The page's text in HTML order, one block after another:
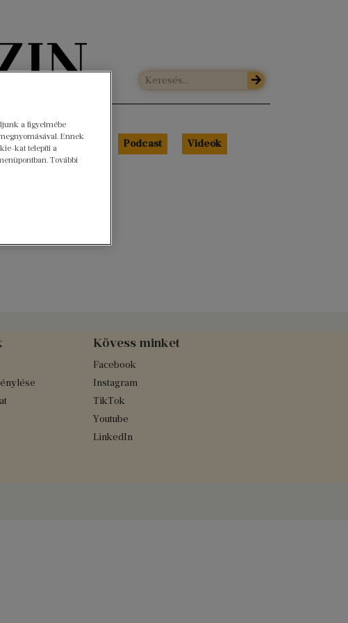
Libri Portré Podcast Videók
Kövess minket
Facebook
Instagram
TikTok
Youtube
LinkedIn
a figyelmébe
Ennek
kat telepíti a
További